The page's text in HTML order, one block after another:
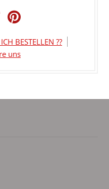
BESTELLEN ??
uns